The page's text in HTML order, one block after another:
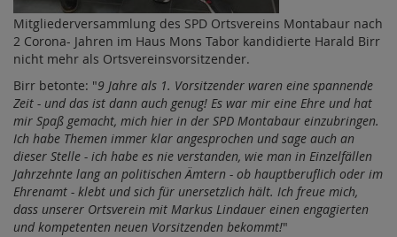
Mitgliederversammlung des SPD Ortsvereins Montabaur nach
2 Corona- Jahren im Haus Mons Tabor kandidierte Harald Birr
nicht mehr als Ortsvereinsvorsitzender.
Birr betonte: "9 Jahre als 1. Vorsitzender waren eine spannende
Zeit - und das ist dann auch genug! Es war mir eine Ehre und hat
mir Spaß gemacht, mich hier in der SPD Montabaur einzubringen.
Ich habe Themen immer klar angesprochen und sage auch an
dieser Stelle - ich habe es nie verstanden, wie man in Einzelfällen
Jahrzehnte lang an politischen Ämtern - ob hauptberuflich oder im
Ehrenamt - klebt und sich für unersetzlich hält. Ich freue mich,
dass unserer Ortsverein mit Markus Lindauer einen engagierten
und kompetenten neuen Vorsitzenden bekommt!"